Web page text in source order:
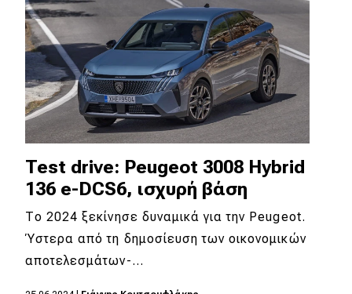
Test drive: Peugeot 3008 Hybrid
136 e-DCS6, ισχυρή βάση
Το 2024 ξεκίνησε δυναμικά για την Peugeot.
Ύστερα από τη δημοσίευση των οικονομικών
αποτελεσμάτων-…